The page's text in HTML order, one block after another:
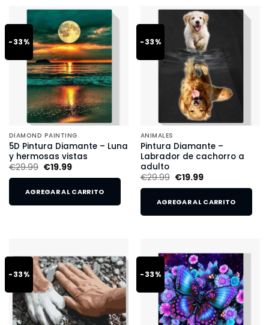
-33%
DIAMOND PAINTING
5D Pintura Diamante – Luna
y hermosas vistas
€29.99 €19.99
AGREGAR AL CARRITO
-33%
ANIMALES
Pintura Diamante –
Labrador de cachorro a
adulto
€29.99 €19.99
AGREGAR AL CARRITO
-33% -33%